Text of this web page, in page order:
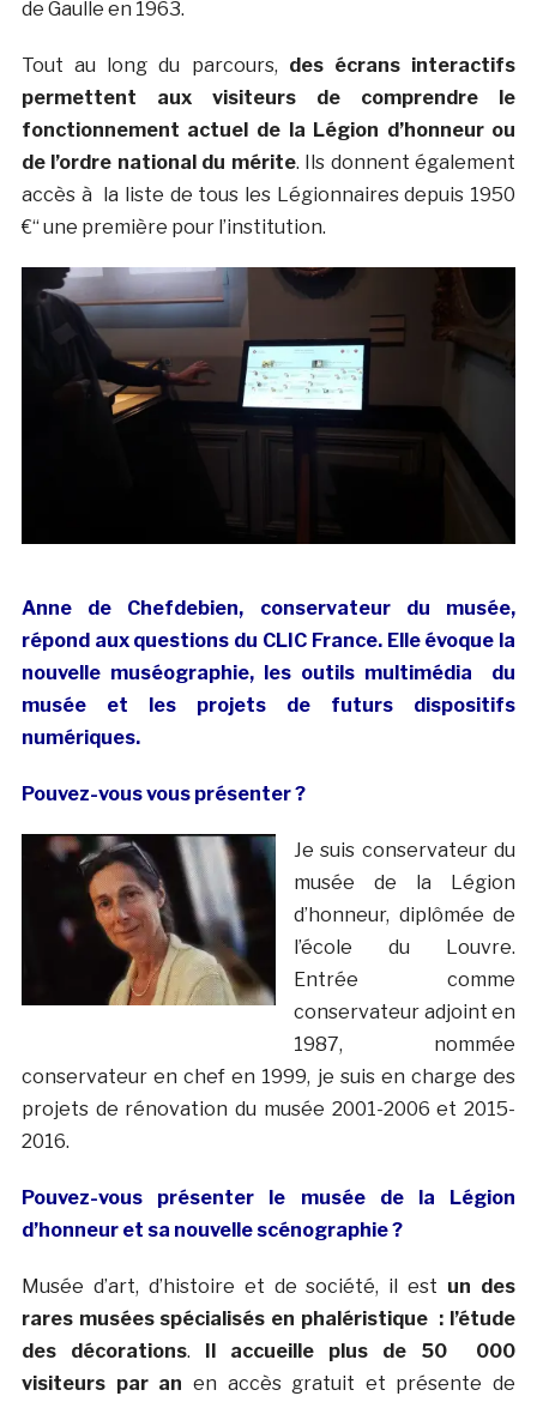
de Gaulle en 1963.
Tout au long du parcours, des écrans interactifs
permettent aux visiteurs de comprendre le
fonctionnement actuel de la Légion d’honneur ou
de l’ordre national du mérite. Ils donnent également
accès à la liste de tous les Légionnaires depuis 1950
€“ une première pour l’institution.
Anne de Chefdebien, conservateur du musée,
répond aux questions du CLIC France. Elle évoque la
nouvelle muséographie, les outils multimédia du
musée et les projets de futurs dispositifs
numériques.
Pouvez-vous vous présenter ?
Je suis conservateur du
musée de la Légion
d’honneur, diplômée de
l’école du Louvre.
Entrée comme
conservateur adjoint en
1987, nommée
conservateur en chef en 1999, je suis en charge des
projets de rénovation du musée 2001-2006 et 2015-
2016.
Pouvez-vous présenter le musée de la Légion
d’honneur et sa nouvelle scénographie ?
Musée d’art, d’histoire et de société, il est un des
rares musées spécialisés en phaléristique : l’étude
des décorations.
Il accueille plus de 50 000
visiteurs par an en accès gratuit et présente de